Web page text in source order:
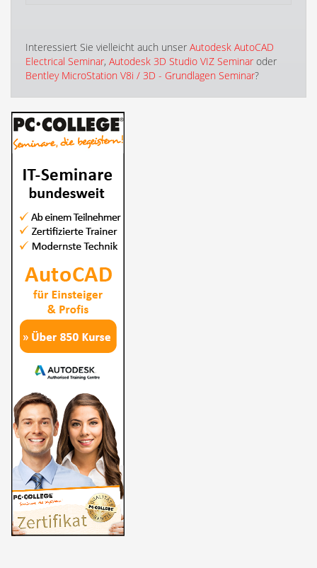
Interessiert Sie vielleicht auch unser Autodesk AutoCAD
Electrical Seminar, Autodesk 3D Studio VIZ Seminar oder
Bentley MicroStation V8i / 3D - Grundlagen Seminar?